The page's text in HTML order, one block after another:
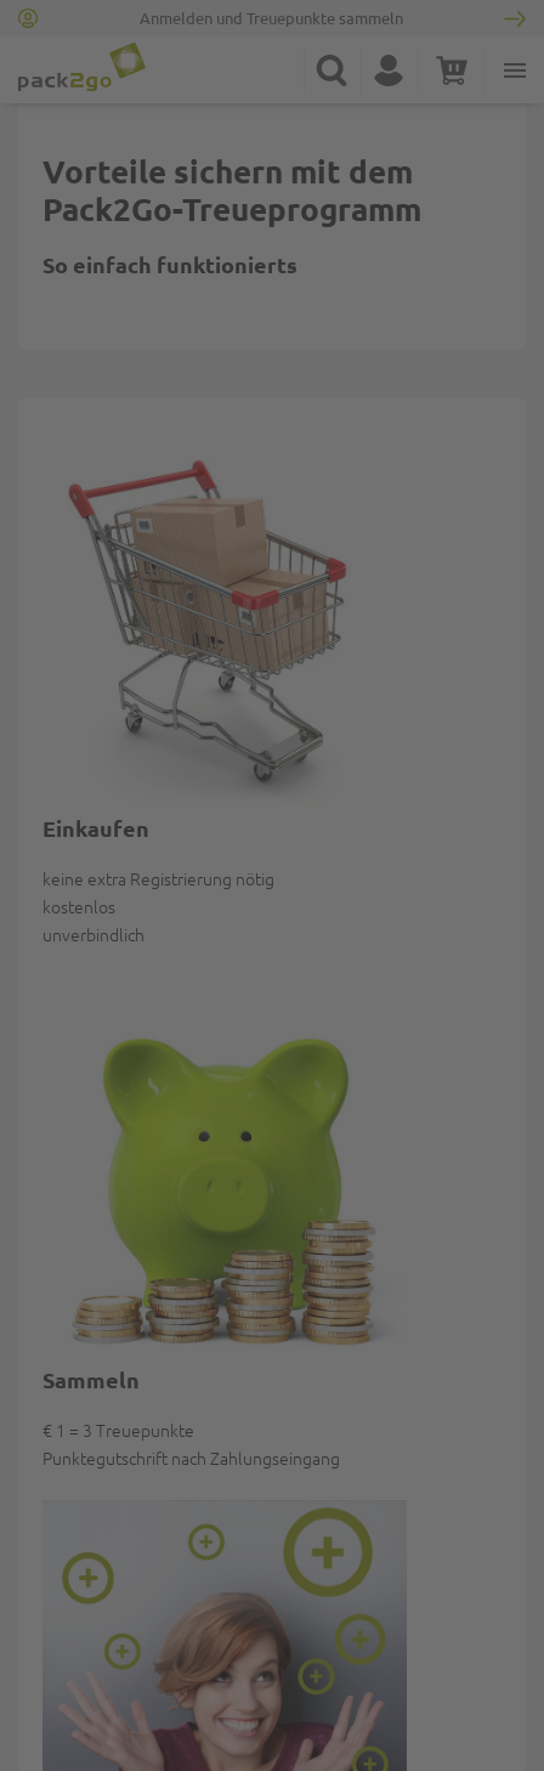
Anmelden und Treuepunkte sammeln
Suche Konto Warenkorb
Vorteile sichern mit dem
Pack2Go-Treueprogramm
So einfach funktionierts
Einkaufen
keine extra Registrierung nötig
kostenlos
unverbindlich
Sammeln
€ 1 = 3 Treuepunkte
Punktegutschrift nach Zahlungseingang